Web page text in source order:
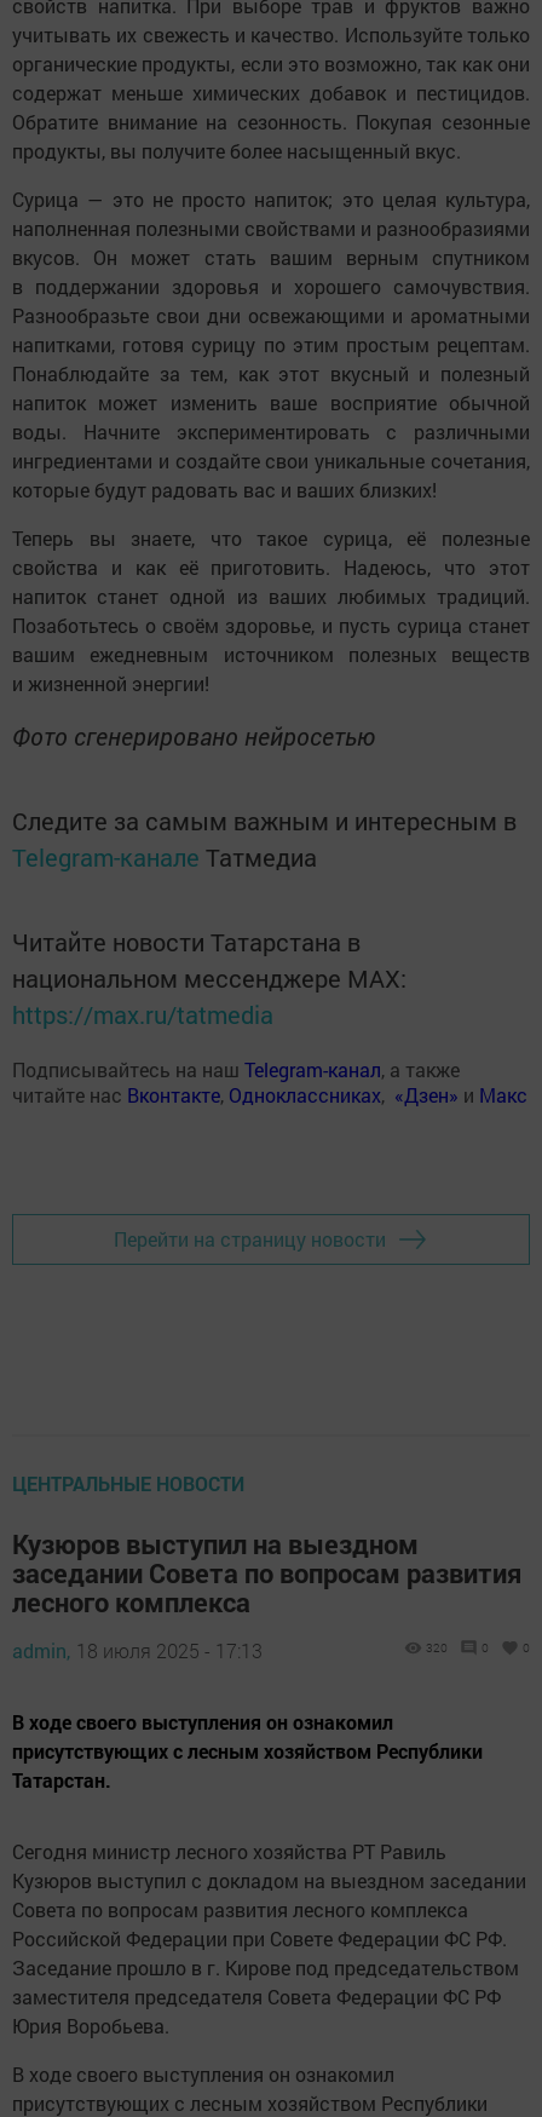
учитывать их свежесть и качество. Используйте только
органические продукты, если это возможно, так как они
содержат меньше химических добавок и пестицидов.
Обратите внимание на сезонность. Покупая сезонные
продукты, вы получите более насыщенный вкус.
Сурица — это не просто напиток; это целая культура,
наполненная полезными свойствами и разнообразиями
вкусов. Он может стать вашим верным спутником
в поддержании здоровья и хорошего самочувствия.
Разнообразьте свои дни освежающими и ароматными
напитками, готовя сурицу по этим простым рецептам.
Понаблюдайте за тем, как этот вкусный и полезный
напиток может изменить ваше восприятие обычной
воды. Начните экспериментировать с различными
ингредиентами и создайте свои уникальные сочетания,
которые будут радовать вас и ваших близких!
Теперь вы знаете, что такое сурица, её полезные
свойства и как её приготовить. Надеюсь, что этот
напиток станет одной из ваших любимых традиций.
Позаботьтесь о своём здоровье, и пусть сурица станет
вашим ежедневным источником полезных веществ
и жизненной энергии!
Фото сгенерировано нейросетью
Следите за самым важным и интересным в
Telegram-канале Татмедиа
Читайте новости Татарстана в
национальном мессенджере MАХ:
https://max.ru/tatmedia
Подписывайтесь на наш Telegram-канал, а также
читайте нас Вконтакте, Одноклассниках, «Дзен» и Макс
Перейти на страницу новости
ЦЕНТРАЛЬНЫЕ НОВОСТИ
Кузюров выступил на выездном
заседании Совета по вопросам развития
лесного комплекса
admin, 18 июля 2025 - 17:13 320 0 0
В ходе своего выступления он ознакомил
присутствующих с лесным хозяйством Республики
Татарстан.
Сегодня министр лесного хозяйства РТ Равиль
Кузюров выступил с докладом на выездном заседании
Совета по вопросам развития лесного комплекса
Российской Федерации при Совете Федерации ФС РФ.
Заседание прошло в г. Кирове под председательством
заместителя председателя Совета Федерации ФС РФ
Юрия Воробьева.
В ходе своего выступления он ознакомил
присутствующих с лесным хозяйством Республики